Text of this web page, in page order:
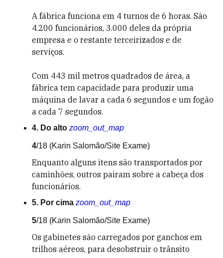
A fábrica funciona em 4 turnos de 6 horas. São
4.200 funcionários, 3.000 deles da própria
empresa e o restante terceirizados e de
serviços.
Com 443 mil metros quadrados de área, a
fábrica tem capacidade para produzir uma
máquina de lavar a cada 6 segundos e um fogão
a cada 7 segundos.
4. Do alto zoom_out_map
4/18 (Karin Salomão/Site Exame)
Enquanto alguns itens são transportados por
caminhões, outros pairam sobre a cabeça dos
funcionários.
5. Por cima zoom_out_map
5/18 (Karin Salomão/Site Exame)
Os gabinetes são carregados por ganchos em
trilhos aéreos, para desobstruir o trânsito